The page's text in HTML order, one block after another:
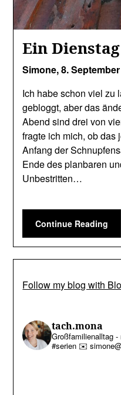
Ein Dienstag
Simone,8.
Ich habe schon viel zu
gebloggt, aber das
Abend sind drei von
fragte ich mich, ob das
Anfang der
Ende des planbaren
Unbestritten…
Continue Reading
Follow my blog with
tach.mona
Großfamilienalltag
#serien ✉️